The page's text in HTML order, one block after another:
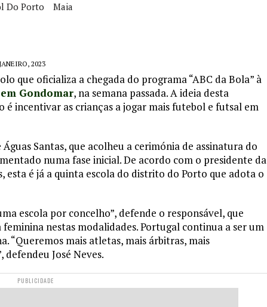
Do Porto Maia
2023
que oficializa a chegada do programa “ABC da Bola” à
Gondomar, na semana passada. A ideia desta
incentivar as crianças a jogar mais futebol e futsal em
Santas, que acolheu a cerimónia de assinatura do
numa fase inicial. De acordo com o presidente da
esta é já a quinta escola do distrito do Porto que adota o
escola por concelho”, defende o responsável, que
nestas modalidades. Portugal continua a ser um
“Queremos mais atletas, mais árbitras, mais
defendeu José Neves.
PUBLICIDADE